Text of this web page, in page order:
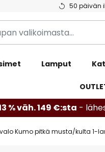
50 päivän
Lamput
% väh. 149 €:sta -
Kumo pitkä musta/kulta 1-